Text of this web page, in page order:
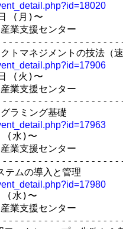
(月)〜
業支援センター
トマネジメントの技法（
(火)〜
業支援センター
ラミング基礎
(水)〜
業支援センター
ムの導入と管理
(水)〜
業支援センター